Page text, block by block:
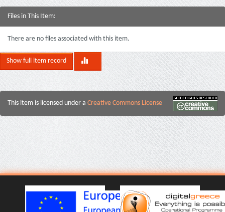
Files in This Item:
There are no files associated with this item.
Show full item record
This item is licensed under a Creative Commons License